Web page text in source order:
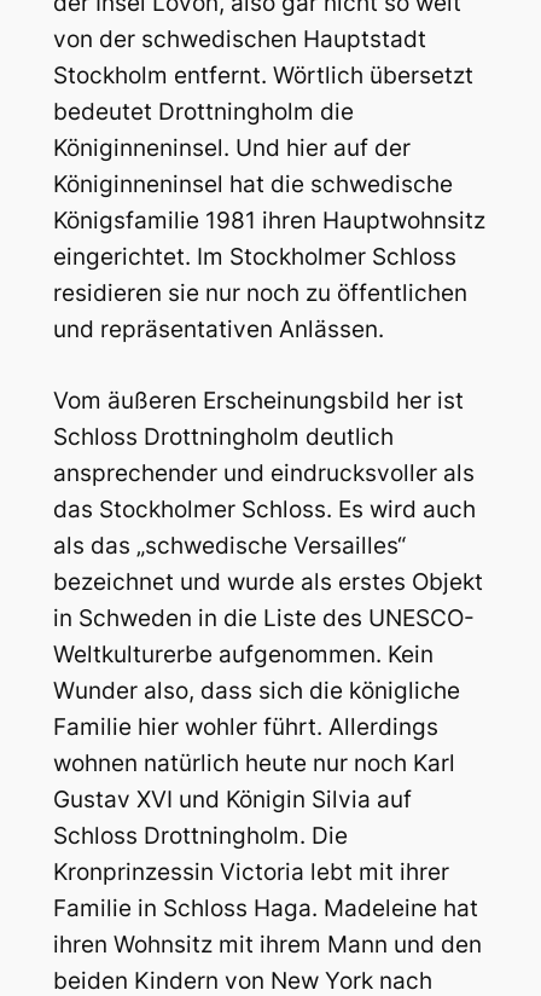
von der schwedischen Hauptstadt
Stockholm entfernt. Wörtlich übersetzt
bedeutet Drottningholm die
Königinneninsel. Und hier auf der
Königinneninsel hat die schwedische
Königsfamilie 1981 ihren Hauptwohnsitz
eingerichtet. Im Stockholmer Schloss
residieren sie nur noch zu öffentlichen
und repräsentativen Anlässen.
Vom äußeren Erscheinungsbild her ist
Schloss Drottningholm deutlich
ansprechender und eindrucksvoller als
das Stockholmer Schloss. Es wird auch
als das „schwedische Versailles“
bezeichnet und wurde als erstes Objekt
in Schweden in die Liste des UNESCO-
Weltkulturerbe aufgenommen. Kein
Wunder also, dass sich die königliche
Familie hier wohler führt. Allerdings
wohnen natürlich heute nur noch Karl
Gustav XVI und Königin Silvia auf
Schloss Drottningholm. Die
Kronprinzessin Victoria lebt mit ihrer
Familie in Schloss Haga. Madeleine hat
ihren Wohnsitz mit ihrem Mann und den
beiden Kindern von New York nach